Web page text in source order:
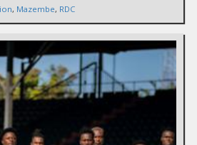
, Mazembe, RDC